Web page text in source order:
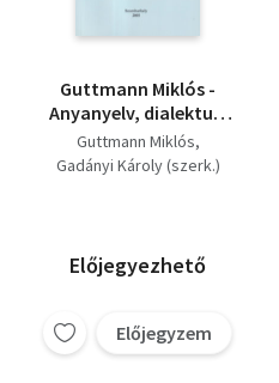
Guttmann Miklós -
Anyanyelv, dialektus,
kétnyelvűség, oktatás
- Cikkek, tanulmányok
Guttmann Miklós
Gadányi Károly (szerk.)
Előjegyezhető
Előjegyzem